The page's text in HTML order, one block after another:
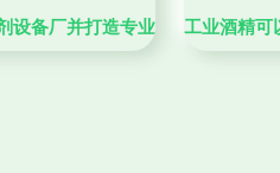
设备厂并打造专业实验室试剂服
工业酒精可